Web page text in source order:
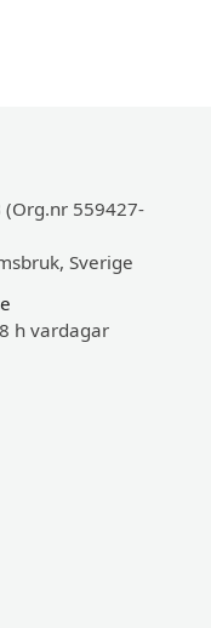
(Org.nr 559427-
Sverige
h vardagar